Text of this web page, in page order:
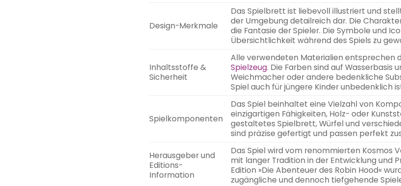
Design-Merkmale
Das Spielbrett ist liebevoll illustriert und
der Umgebung detailreich dar. Die
die Fantasie der Spieler. Die Symbole und
Übersichtlichkeit während des Spiels zu
Inhaltsstoffe &
Sicherheit
Alle verwendeten Materialien entsprechen
Spielzeug. Die Farben sind auf Wasserbasis
Weichmacher oder andere bedenkliche
Spiel auch für jüngere Kinder unbedenklich
Spielkomponenten
Das Spiel beinhaltet eine Vielzahl von
einzigartigen Fähigkeiten, Holz- oder
gestaltetes Spielbrett, Würfel und
sind präzise gefertigt und passen perfekt
Herausgeber und
Editions-
Information
Das Spiel wird vom renommierten Kosmos
mit langer Tradition in der Entwicklung und
Edition »Die Abenteuer des Robin Hood«
zugängliche und dennoch tiefgehende